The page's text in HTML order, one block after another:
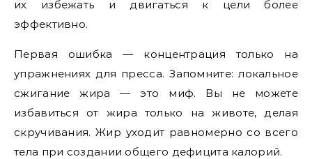
их избежать и двигаться к цели более
эффективно.
Первая ошибка — концентрация только на
упражнениях для пресса. Запомните: локальное
сжигание жира — это миф. Вы не можете
избавиться от жира только на животе, делая
скручивания. Жир уходит равномерно со всего
тела при создании общего дефицита калорий.